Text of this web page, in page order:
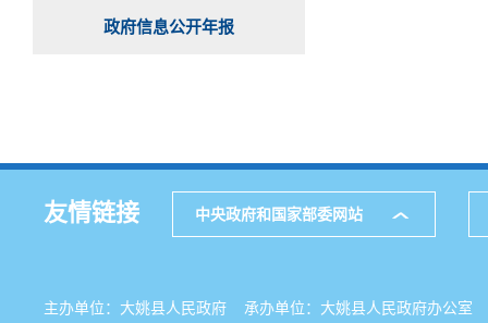
政府信息公开年报
友情链接 中央政府和国家部委网站
主办单位：大姚县人民政府 承办单位：大姚县人民政府办公